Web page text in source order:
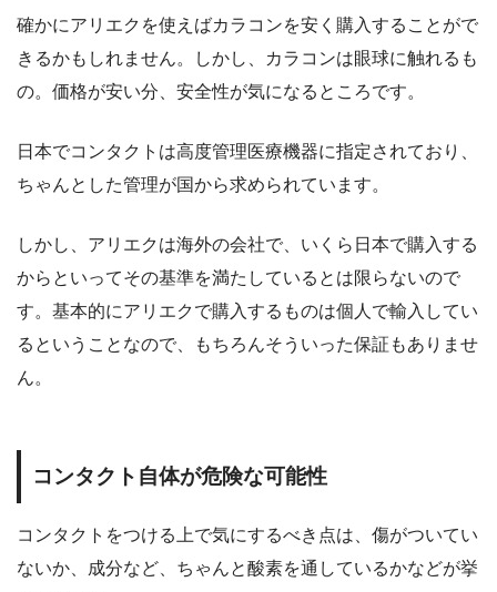
確かにアリエクを使えばカラコンを安く購入することがで
きるかもしれません。しかし、カラコンは眼球に触れるも
の。価格が安い分、安全性が気になるところです。
日本でコンタクトは高度管理医療機器に指定されており、
ちゃんとした管理が国から求められています。
しかし、アリエクは海外の会社で、いくら日本で購入する
からといってその基準を満たしているとは限らないので
す。基本的にアリエクで購入するものは個人で輸入してい
るということなので、もちろんそういった保証もありませ
ん。
コンタクト自体が危険な可能性
コンタクトをつける上で気にするべき点は、傷がついてい
ないか、成分など、ちゃんと酸素を通しているかなどが挙